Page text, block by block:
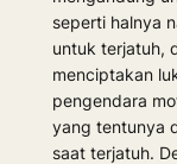
seperti halnya
untuk terjatuh,
menciptakan
pengendara
yang tentunya
saat terjatuh.